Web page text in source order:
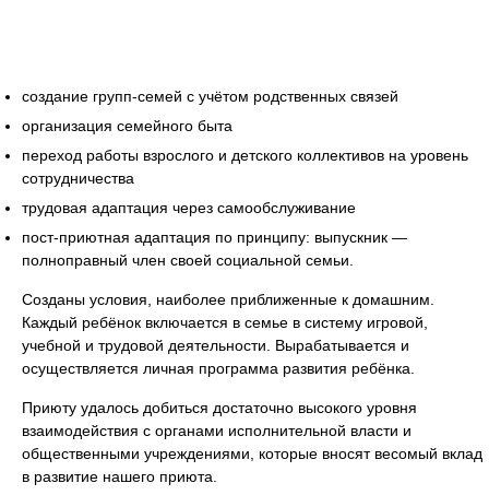
создание групп-семей с учётом родственных связей
организация семейного быта
переход работы взрослого и детского коллективов на уровень
сотрудничества
трудовая адаптация через самообслуживание
пост-приютная адаптация по принципу: выпускник —
полноправный член своей социальной семьи.
Созданы условия, наиболее приближенные к домашним.
Каждый ребёнок включается в семье в систему игровой,
учебной и трудовой деятельности. Вырабатывается и
осуществляется личная программа развития ребёнка.
Приюту удалось добиться достаточно высокого уровня
взаимодействия с органами исполнительной власти и
общественными учреждениями, которые вносят весомый вклад
в развитие нашего приюта.